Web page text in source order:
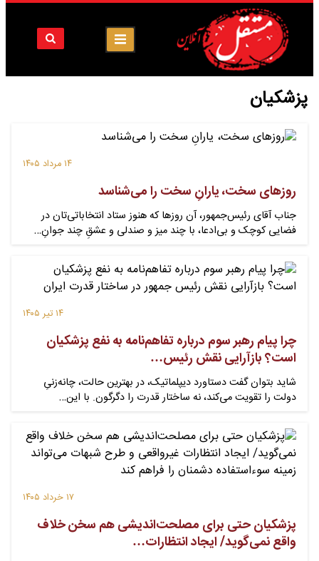
پزشکیان
۱۴ مرداد ۱۴۰۵
روزهای سخت، یارانِ سخت را می‌شناسد
جناب آقای رئیس‌جمهور، آن روزها که هنوز ستاد انتخاباتی‌تان در
فضایی کوچک و بی‌ادعا، با چند میز و صندلی و عشقِ چند جوانِ…
۱۴ تیر ۱۴۰۵
چرا پیام رهبر سوم درباره تفاهم‌نامه به نفع پزشکیان
است؟ بازآرایی نقش رئیس…
شاید بتوان گفت دستاورد دیپلماتیک، در بهترین حالت، چانه‌زنیِ
دولت را تقویت می‌کند، نه ساختار قدرت را دگرگون. با این…
۱۷ خرداد ۱۴۰۵
پزشکیان حتی برای مصلحت‌اندیشی هم سخن خلاف
واقع نمی‌گوید/ ایجاد انتظارات…